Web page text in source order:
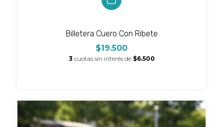
Billetera Cuero Con Ribete
$19.500
3 cuotas sin interés de $6.500